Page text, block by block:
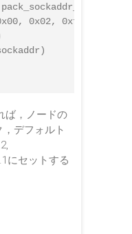
0x02, 0xff, 0xff,
ば，ノードの
デフォルト
にセットする